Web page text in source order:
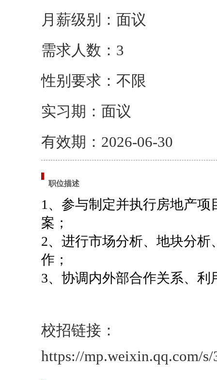
月薪级别：面议
需求人数：3
性别要求：不限
实习期：面议
有效期：2026-06-30
职位描述
1、 参与制定并执行房地产
案；
2、 进行市场分析、地块分析
作；
3、 协调内外部合作关系、利
校招链接：
https://mp.weixin.qq.com/